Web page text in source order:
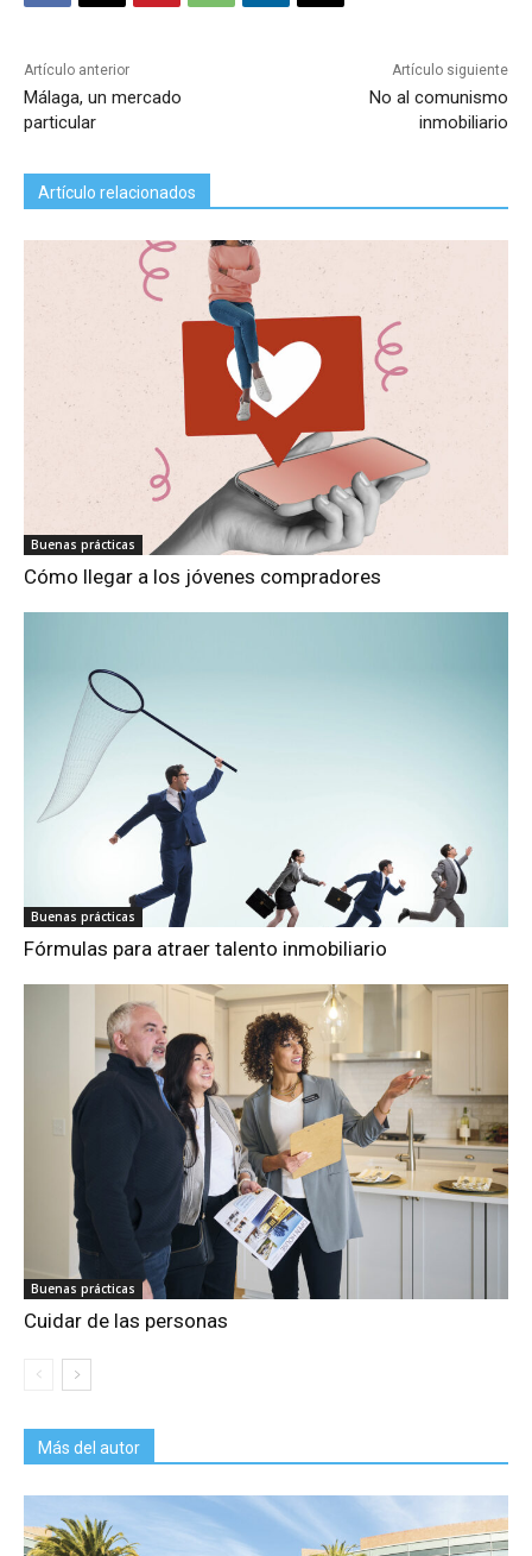
Artículo anterior
Málaga, un mercado
particular
Artículo siguiente
No al comunismo
inmobiliario
Artículo relacionados
Buenas prácticas
Cómo llegar a los jóvenes compradores
Buenas prácticas
Fórmulas para atraer talento inmobiliario
Buenas prácticas
Cuidar de las personas
Más del autor